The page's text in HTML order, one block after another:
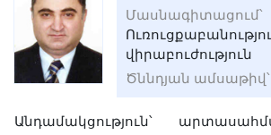
Փաստաթղթեր
Ինովացիոն առաջարկներ
Հրատարակություններ
Գիտաժողովներ
Մասնագիտացում՝
վիրաբուժություն
Ծննդյան ամսաթիվ՝
Անդամակցություն՝